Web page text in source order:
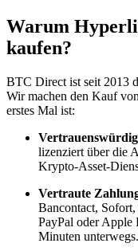
Warum
kaufen?
BTC Direct ist seit 2013
Wir machen den Kauf
erstes Mal ist:
lizenziert über die
Krypto-Asset-
Vertraute
Bancontact,
PayPal oder
Minuten unterwegs.